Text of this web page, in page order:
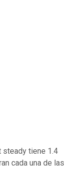
steady tiene 1.4
cada una de las